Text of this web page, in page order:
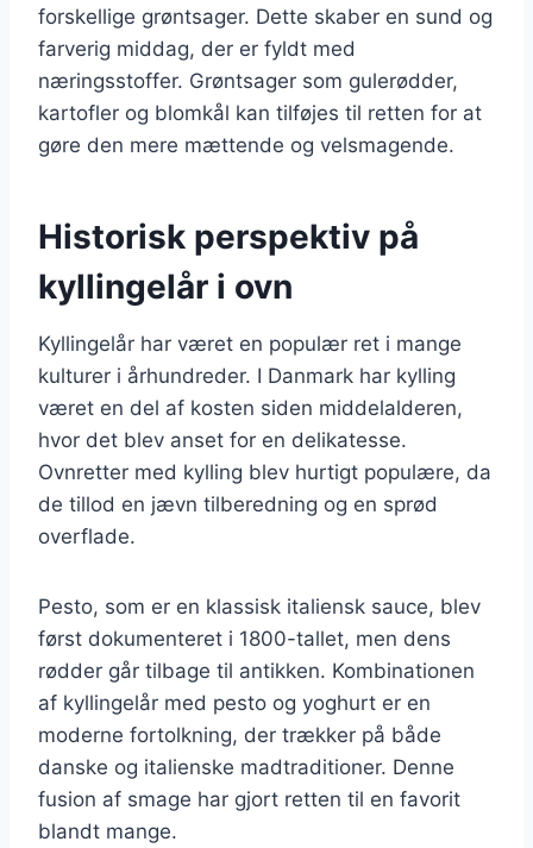
forskellige grøntsager. Dette skaber en sund og
farverig middag, der er fyldt med
næringsstoffer. Grøntsager som gulerødder,
kartofler og blomkål kan tilføjes til retten for at
gøre den mere mættende og velsmagende.
Historisk perspektiv på
kyllingelår i ovn
Kyllingelår har været en populær ret i mange
kulturer i århundreder. I Danmark har kylling
været en del af kosten siden middelalderen,
hvor det blev anset for en delikatesse.
Ovnretter med kylling blev hurtigt populære, da
de tillod en jævn tilberedning og en sprød
overflade.
Pesto, som er en klassisk italiensk sauce, blev
først dokumenteret i 1800-tallet, men dens
rødder går tilbage til antikken. Kombinationen
af kyllingelår med pesto og yoghurt er en
moderne fortolkning, der trækker på både
danske og italienske madtraditioner. Denne
fusion af smage har gjort retten til en favorit
blandt mange.